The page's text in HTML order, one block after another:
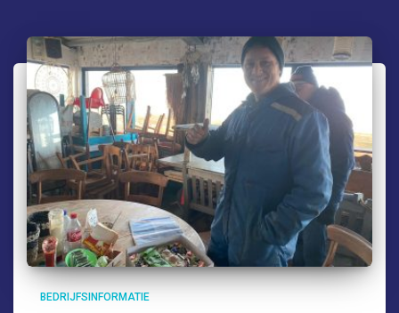
BEDRIJFSINFORMATIE